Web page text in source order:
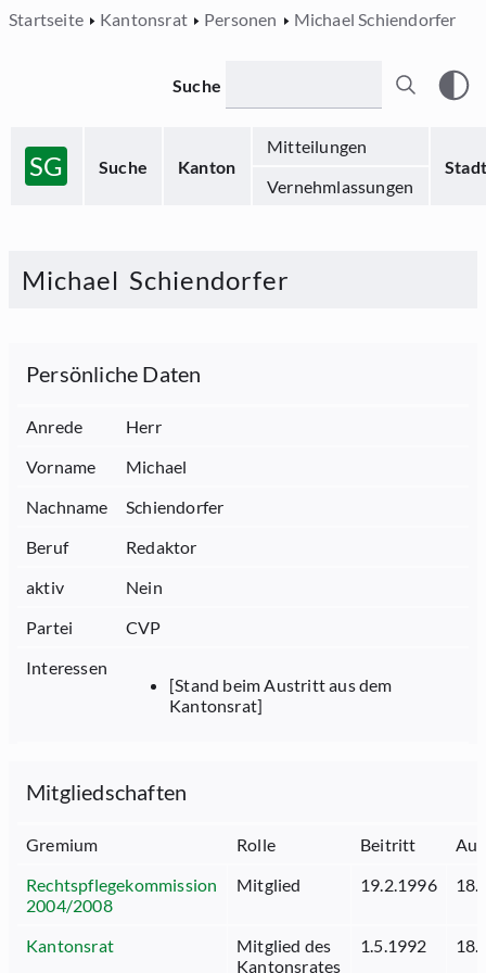
Startseite Kantonsrat Personen Michael Schiendorfer
SG Suche Kanton
Mitteilungen
Stadt
Vernehmlassungen
Suche
Michael Schiendorfer
Persönliche Daten
Anrede
Herr
Vorname
Michael
Nachname
Schiendorfer
Beruf
Redaktor
aktiv
Nein
Partei
CVP
Interessen
[Stand beim Austritt aus dem
Kantonsrat]
Mitgliedschaften
Gremium Rolle Beitritt
Rechtspflegekommission
2004/2008
Mitglied 19.2.1996
Kantonsrat
Mitglied des
Kantonsrates
1.5.1992